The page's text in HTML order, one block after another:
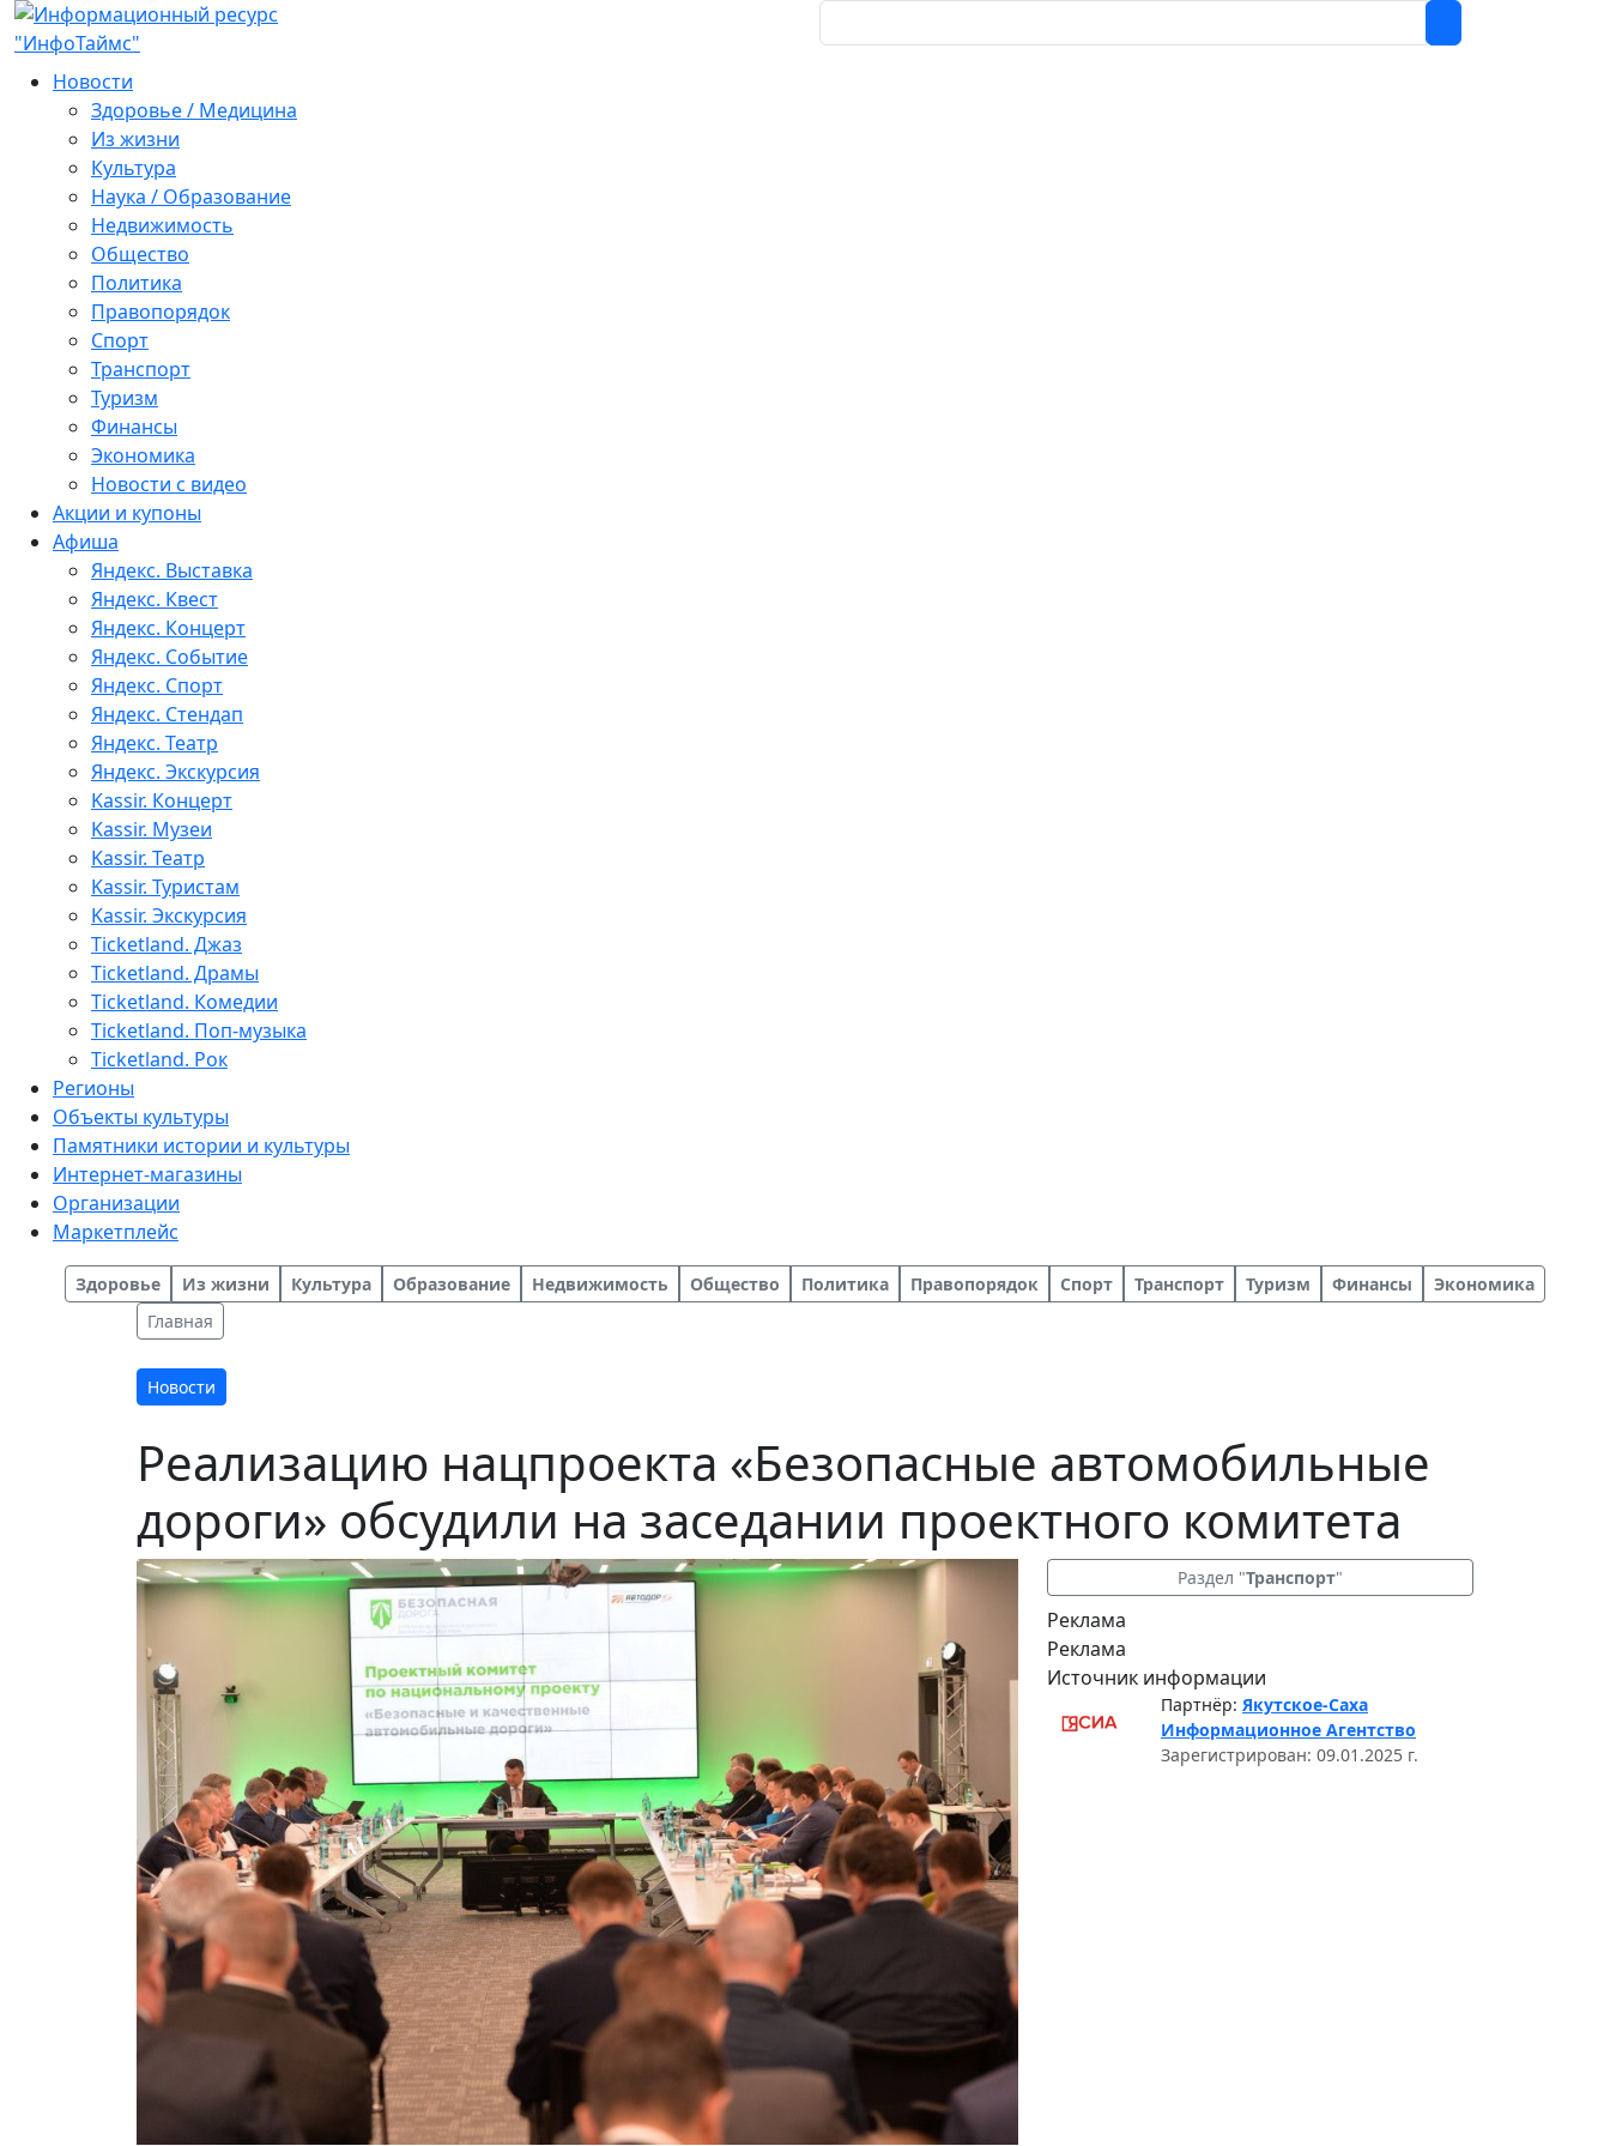
Новости
Здоровье / Медицина
Из жизни
Культура
Наука / Образование
Недвижимость
Общество
Политика
Правопорядок
Спорт
Транспорт
Туризм
Финансы
Экономика
Новости с видео
Акции и купоны
Афиша
Яндекс. Выставка
Яндекс. Квест
Яндекс. Концерт
Яндекс. Событие
Яндекс. Спорт
Яндекс. Стендап
Яндекс. Театр
Яндекс. Экскурсия
Kassir. Концерт
Kassir. Музеи
Kassir. Театр
Kassir. Туристам
Kassir. Экскурсия
Ticketland. Джаз
Ticketland. Драмы
Ticketland. Комедии
Ticketland. Поп-музыка
Ticketland. Рок
Регионы
Объекты культуры
Памятники истории и культуры
Интернет-магазины
Организации
Маркетплейс
Здоровье Из жизни Культура Образование Недвижимость Общество Политика Правопорядок Спорт Транспорт Туризм Финансы
Экономика
Главная
Новости
Реализацию нацпроекта «Безопасные автомобильные
дороги» обсудили на заседании проектного комитета
Раздел "Транспорт"
Реклама
Реклама
Источник информации
Партнёр: Якутское-Саха
Информационное Агентство
Зарегистрирован: 09.01.2025 г.